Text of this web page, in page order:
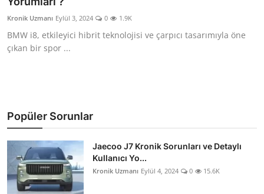
İkinci El & Alım-Satım
Bakım & Arıza Çözümleri
Sürüş & Güvenlik
Lastik & Jant
Yağlar & Sıvılar
Kronik Uzmanı Eylül 3, 2024 0 1.9K
BMW i8, etkileyici hibrit teknolojisi ve çarpıcı tasarımıyla öne
çıkan bir spor ...
Popüler Sorunlar
Jaecoo J7 Kronik Sorunları ve Detaylı
Kullanıcı Yo...
Kronik Uzmanı Eylül 4, 2024 0 15.6K